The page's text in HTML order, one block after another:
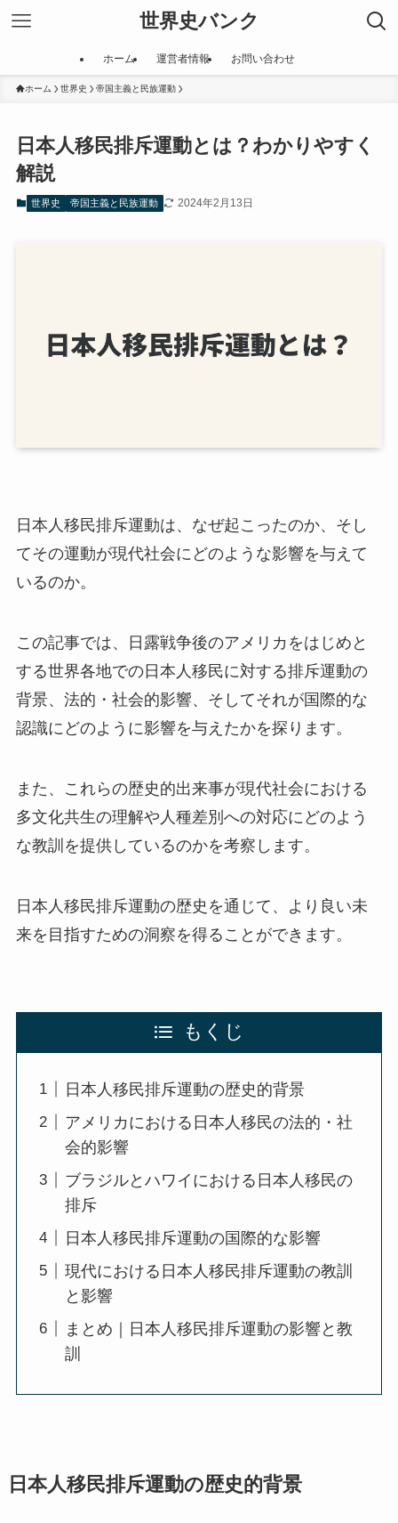
世界史バンク
ホーム 運営者情報 お問い合わせ
ホーム 世界史 帝国主義と民族運動
日本人移民排斥運動とは？わかりやすく
解説
世界史 帝国主義と民族運動 2024年2月13日
日本人移民排斥運動は、なぜ起こったのか、そし
てその運動が現代社会にどのような影響を与えて
いるのか。
この記事では、日露戦争後のアメリカをはじめと
する世界各地での日本人移民に対する排斥運動の
背景、法的・社会的影響、そしてそれが国際的な
認識にどのように影響を与えたかを探ります。
また、これらの歴史的出来事が現代社会における
多文化共生の理解や人種差別への対応にどのよう
な教訓を提供しているのかを考察します。
日本人移民排斥運動の歴史を通じて、より良い未
来を目指すための洞察を得ることができます。
もくじ
日本人移民排斥運動の歴史的背景
アメリカにおける日本人移民の法的・社
会的影響
ブラジルとハワイにおける日本人移民の
排斥
日本人移民排斥運動の国際的な影響
現代における日本人移民排斥運動の教訓
と影響
まとめ｜日本人移民排斥運動の影響と教
訓
日本人移民排斥運動の歴史的背景